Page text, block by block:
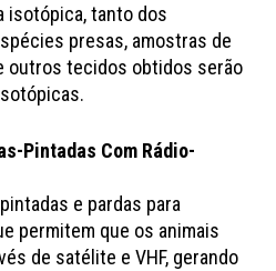
isotópica, tanto dos
presas, amostras de
outros tecidos obtidos serão
Pintadas Com Rádio-
e pardas para
permitem que os animais
de satélite e VHF, gerando